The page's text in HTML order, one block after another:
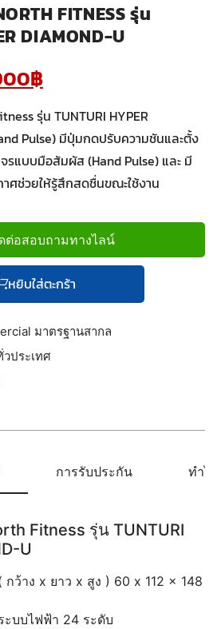
FITNESS รุ่น
DIAMOND-U
฿
รุ่น TUNTURI HYPER
Pulse) มีปุ่มกดปรับความชันและตั้ง
รแบบมือสัมผัส (Hand Pulse) และ มี
ศช่วยให้รู้สึกสดชื่นขณะใช้งาน
ต่อสอบถามทางไลน์
หยิบใส่ตะกร้า
มาตรฐานสากล
ประเทศ
การรับประกัน ทำไ
Fitness รุ่น TUNTURI
U
กว้าง x ยาว x สูง ) 60 x 112 x 148
ะบบไฟฟ้า 24 ระดับ